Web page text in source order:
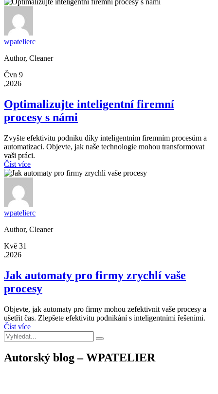
wpatelierc
Author, Cleaner
Čvn 9
,2026
Optimalizujte inteligentní firemní
procesy s námi
Zvyšte efektivitu podniku díky inteligentním firemním procesům a
automatizaci. Objevte, jak naše technologie mohou transformovat
vaši práci.
Číst více
wpatelierc
Author, Cleaner
Kvě 31
,2026
Jak automaty pro firmy zrychlí vaše
procesy
Objevte, jak automaty pro firmy mohou zefektivnit vaše procesy a
ušetřit čas. Zlepšete efektivitu podnikání s inteligentními řešeními.
Číst více
Autorský blog – WPATELIER